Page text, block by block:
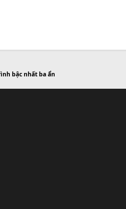
bậc nhất ba ẩn